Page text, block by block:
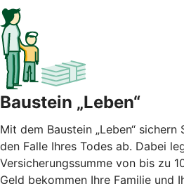
Baustein „Leben“
Mit dem Baustein „Leben“
den Falle Ihres Todes ab. Dabei
Versicherungssumme von bis zu
Geld bekommen Ihre Familie und